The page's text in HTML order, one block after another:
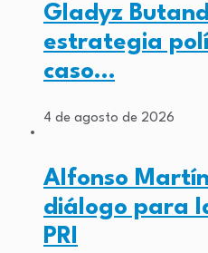
Gladyz
estrategia
caso…
4 de agosto de 2026
Alfonso
diálogo para
PRI